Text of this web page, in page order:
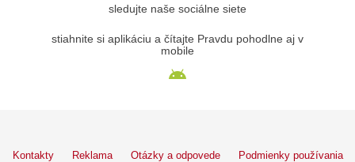
sledujte naše sociálne siete
stiahnite si aplikáciu a čítajte Pravdu pohodlne aj v
mobile
Kontakty Reklama Otázky a odpovede Podmienky používania